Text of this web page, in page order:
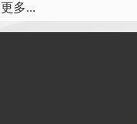
更多...